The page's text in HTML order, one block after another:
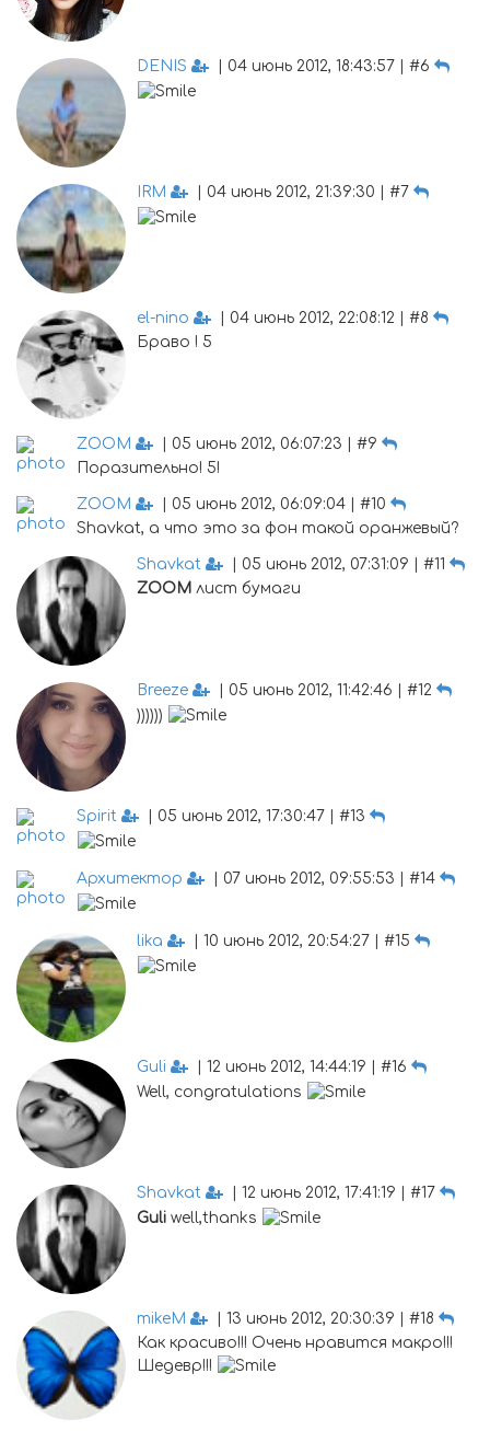
DENIS | 04 июнь 2012, 18:43:57 | #6
IRM | 04 июнь 2012, 21:39:30 | #7
el-nino
| 04 июнь 2012, 22:08:12 | #8
Браво ! 5
ZOOM
| 05 июнь 2012, 06:07:23 | #9
Поразительно! 5!
ZOOM
| 05 июнь 2012, 06:09:04 | #10
Shavkat, а что это за фон такой оранжевый?
Shavkat
| 05 июнь 2012, 07:31:09 | #11
ZOOM лист бумаги
Breeze
| 05 июнь 2012, 11:42:46 | #12
))))))
Spirit | 05 июнь 2012, 17:30:47 | #13
Архитектор | 07 июнь 2012, 09:55:53 | #14
lika | 10 июнь 2012, 20:54:27 | #15
Guli
| 12 июнь 2012, 14:44:19 | #16
Well, congratulations
Shavkat
| 12 июнь 2012, 17:41:19 | #17
Guli well,thanks
mikeM
| 13 июнь 2012, 20:30:39 | #18
Как красиво!!! Очень нравится макро!!!
Шедевр!!!